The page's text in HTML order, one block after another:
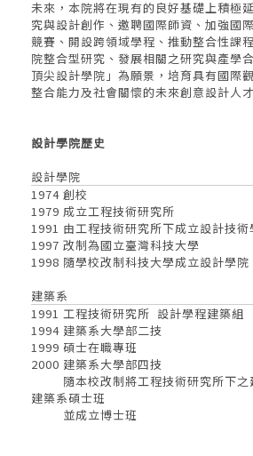
未來，本院將在現有的良好基礎上積極
究與設計創作、邀聘國際師資、加強國
競賽、開設跨領域學程、推動整合性課
院整合型研究、發展相關之研究與產學
頂尖設計學院」為願景，培育具有國際
整合能力及社會關懷的未來創意設計人才
設計學院歷史
設計學院
1974 創校
1979 成立工程技術研究所
1991 由工程技術研究所下成立設計技術
1997 改制為國立臺灣科技大學
1998 隨學校改制科技大學成立設計學院
建築系
1991 工程技術研究所 設計學程建築組
1994 建築系大學部二技
1999 碩士在職專班
2000 建築系大學部四技
隨本校改制將工程技術研究所下之
建築系碩士班
並成立博士班